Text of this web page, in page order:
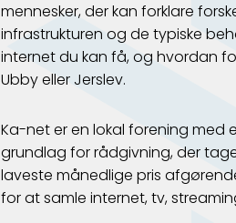
mennesker, der kan forklare
infrastrukturen og de typiske
internet du kan få, og hvordan
Ubby eller Jerslev.
Ka-net er en lokal forening med
grundlag for rådgivning, der
laveste månedlige pris
for at samle internet, tv,